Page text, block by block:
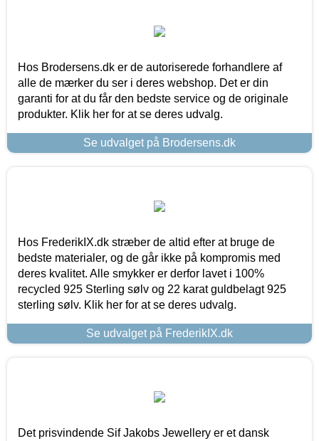
Hos Brodersens.dk er de autoriserede forhandlere af
alle de mærker du ser i deres webshop. Det er din
garanti for at du får den bedste service og de originale
produkter. Klik her for at se deres udvalg.
Se udvalget på Brodersens.dk
Hos FrederikIX.dk stræber de altid efter at bruge de
bedste materialer, og de går ikke på kompromis med
deres kvalitet. Alle smykker er derfor lavet i 100%
recycled 925 Sterling sølv og 22 karat guldbelagt 925
sterling sølv. Klik her for at se deres udvalg.
Se udvalget på FrederikIX.dk
Det prisvindende Sif Jakobs Jewellery er et dansk